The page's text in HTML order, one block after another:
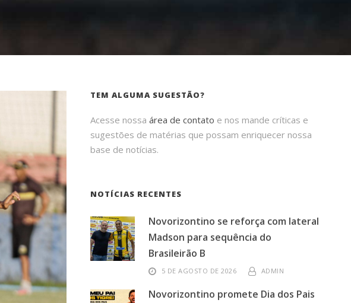
TEM ALGUMA SUGESTÃO?
Acesse nossaárea de contato e nos mande críticas e
sugestões de matérias que possam enriquecer nossa
base de notícias.
NOTÍCIAS RECENTES
Novorizontino se reforça com lateral
Madson para sequência do
Brasileirão B
5 DE AGOSTO DE 2026 ADMIN
Novorizontino promete Dia dos Pais